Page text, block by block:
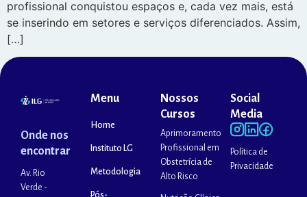
profissional conquistou espaços e, cada vez mais, está
se inserindo em setores e serviços diferenciados. Assim,
[…]
Onde nos
encontrar
Av. Rio
Verde -
Menu
Home
Instituto LG
Metodologia
Pós-
Nossos
Cursos
Aprimoramento
Profissional em
Obstetrícia de
Alto Risco
Social
Media
Política de
Privacidade